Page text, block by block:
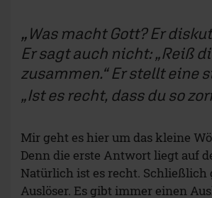
Was macht Gott? Er
Er sagt auch nicht: „Reiß
zusammen.“ Er stellt eine
„Ist es recht, dass du so
Mir geht es hier um das kleine
Denn die erste Antwort liegt auf
Natürlich ist es recht. Schließlich
Auslöser. Es gibt immer einen